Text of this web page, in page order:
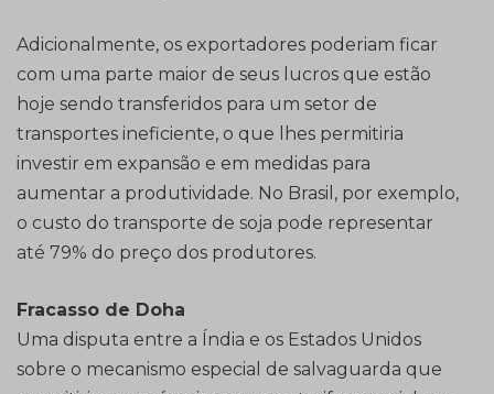
Adicionalmente, os exportadores poderiam ficar
com uma parte maior de seus lucros que estão
hoje sendo transferidos para um setor de
transportes ineficiente, o que lhes permitiria
investir em expansão e em medidas para
aumentar a produtividade. No Brasil, por exemplo,
o custo do transporte de soja pode representar
até 79% do preço dos produtores.
Fracasso de Doha
Uma disputa entre a Índia e os Estados Unidos
sobre o mecanismo especial de salvaguarda que